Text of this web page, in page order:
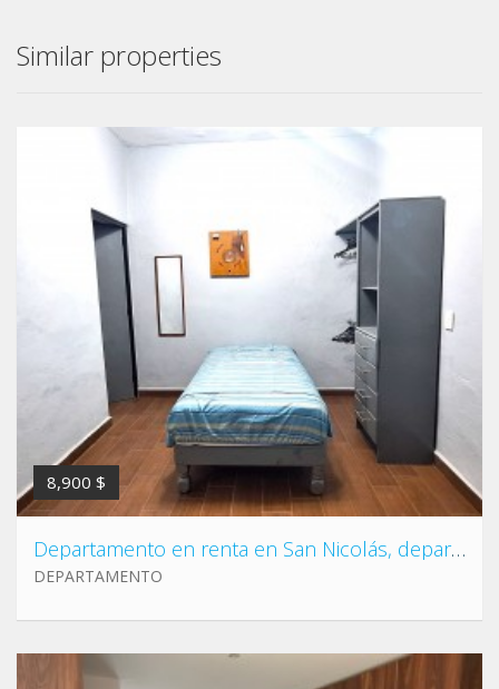
Similar properties
8,900 $
Departamento en renta en San Nicolás, departamento cerca de UANL.
DEPARTAMENTO